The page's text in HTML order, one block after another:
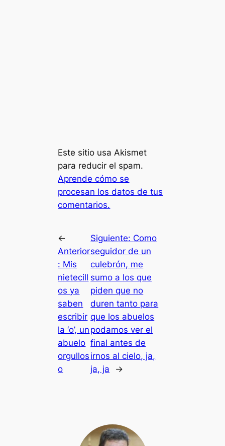
Este sitio usa Akismet
para reducir el spam.
Aprende cómo se
procesan los datos de tus
comentarios.
←
Anterior
: Mis
nietecill
os ya
saben
escribir
la ‘o’, un
abuelo
orgullos
o
Siguiente: Como
seguidor de un
culebrón, me
sumo a los que
piden que no
duren tanto para
que los abuelos
podamos ver el
final antes de
irnos al cielo, ja,
ja, ja
→